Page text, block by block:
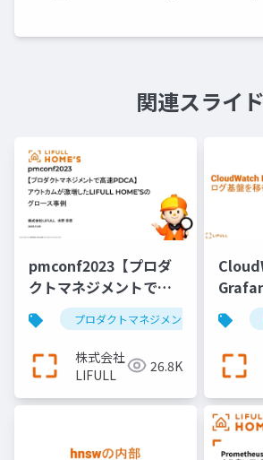
関連スライド
pmconf2023【プロダ
クトマネジメントで高
速PDCA】 アウトカム
が激増したLIFULL
HOME’Sのグロース事
例
プロダクトマネジメント プ
株式会社
LIFULL
26.8K
盤を